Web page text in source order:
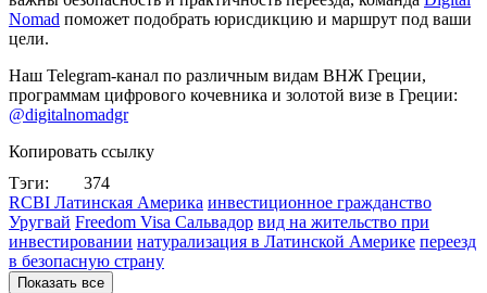
Nomad поможет подобрать юрисдикцию и маршрут под ваши
цели.
Наш Telegram-канал по различным видам ВНЖ Греции,
программам цифрового кочевника и золотой визе в Греции:
@digitalnomadgr
Копировать ссылку
Тэги:
374
RCBI Латинская Америка инвестиционное гражданство
Уругвай Freedom Visa Сальвадор вид на жительство при
инвестировании натурализация в Латинской Америке переезд
в безопасную страну
Показать все